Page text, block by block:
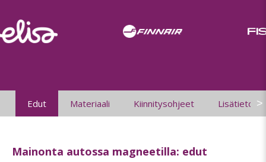
Edut Materiaali Kiinnitysohjeet Lisätietoja>
Mainonta autossa magneetilla: edut